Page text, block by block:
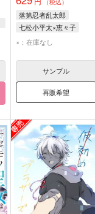
（税込）
落第忍者乱太郎
七松小平太×恵々子
七松小平太
×：在庫なし
サンプル
再販希望